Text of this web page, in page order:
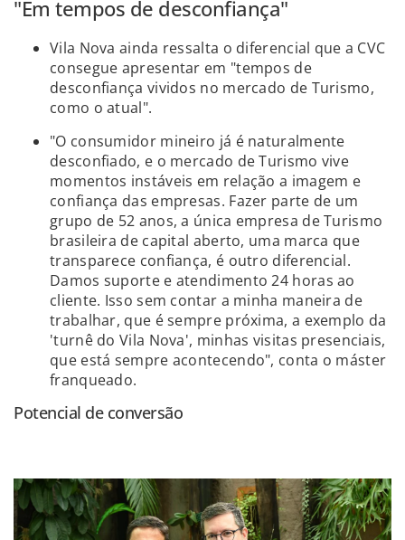
"Em tempos de desconfiança"
Vila Nova ainda ressalta o diferencial que a CVC
consegue apresentar em "tempos de
desconfiança vividos no mercado de Turismo,
como o atual".
"O consumidor mineiro já é naturalmente
desconfiado, e o mercado de Turismo vive
momentos instáveis em relação a imagem e
confiança das empresas. Fazer parte de um
grupo de 52 anos, a única empresa de Turismo
brasileira de capital aberto, uma marca que
transparece confiança, é outro diferencial.
Damos suporte e atendimento 24 horas ao
cliente. Isso sem contar a minha maneira de
trabalhar, que é sempre próxima, a exemplo da
'turnê do Vila Nova', minhas visitas presenciais,
que está sempre acontecendo", conta o máster
franqueado.
Potencial de conversão